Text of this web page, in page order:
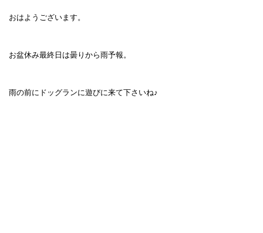
おはようございます。
お盆休み最終日は曇りから雨予報。
雨の前にドッグランに遊びに来て下さいね♪